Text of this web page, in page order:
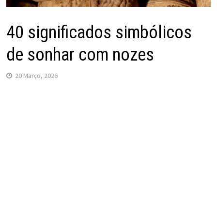
40 significados simbólicos
de sonhar com nozes
20 Março, 2026